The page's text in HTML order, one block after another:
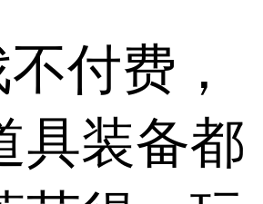
付费，
具装备都